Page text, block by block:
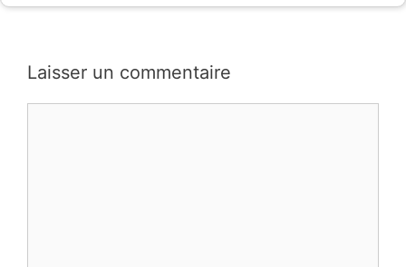
Laisser un commentaire